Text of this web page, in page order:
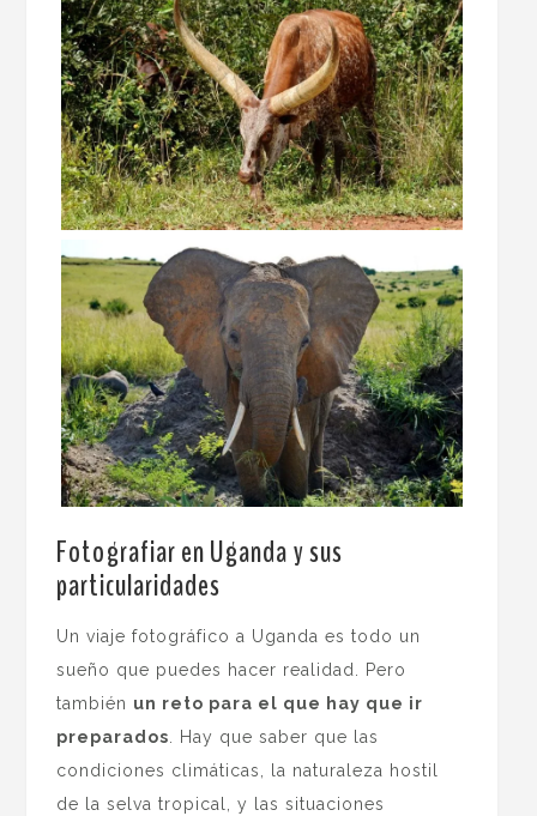
Fotografiar en Uganda y sus
particularidades
Un viaje fotográfico a Uganda es todo un
sueño que puedes hacer realidad. Pero
también un reto para el que hay que ir
preparados . Hay que saber que las
condiciones climáticas, la naturaleza hostil
de la selva tropical, y las situaciones